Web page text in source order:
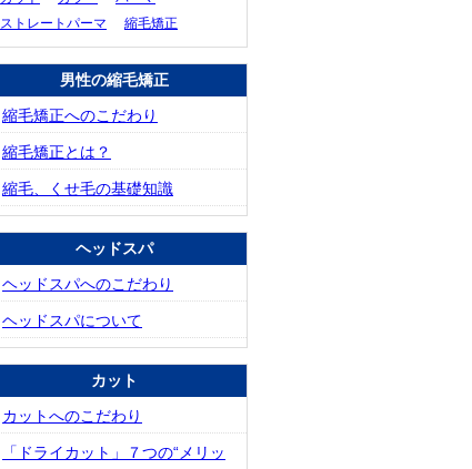
ストレートパーマ
縮毛矯正
男性の縮毛矯正
縮毛矯正へのこだわり
縮毛矯正とは？
縮毛、くせ毛の基礎知識
ヘッドスパ
ヘッドスパへのこだわり
ヘッドスパについて
カット
カットへのこだわり
「ドライカット」７つの“メリッ